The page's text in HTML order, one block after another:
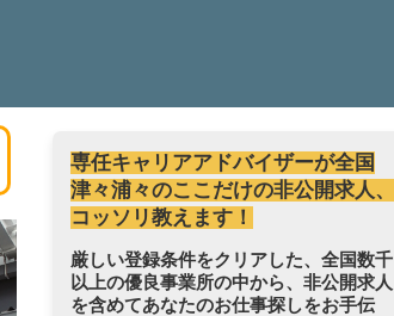
専任キャリアアドバイザーが全国
津々浦々のここだけの非公開求人、
コッソリ教えます！
厳しい登録条件をクリアした、全国数千
以上の優良事業所の中から、非公開求人
を含めてあなたのお仕事探しをお手伝